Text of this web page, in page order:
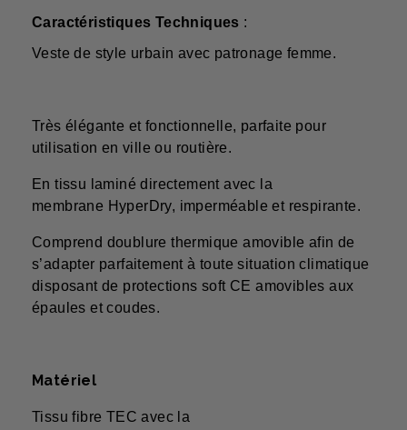
Caractéristiques Techniques :
Veste de style urbain avec patronage femme.
Très élégante et fonctionnelle, parfaite pour
utilisation en ville ou routière.
En tissu laminé directement avec la
membrane HyperDry, imperméable et respirante.
Comprend doublure thermique amovible afin de
s’adapter parfaitement à toute situation climatique
disposant de protections soft CE amovibles aux
épaules et coudes.
Matériel
Tissu fibre TEC avec la